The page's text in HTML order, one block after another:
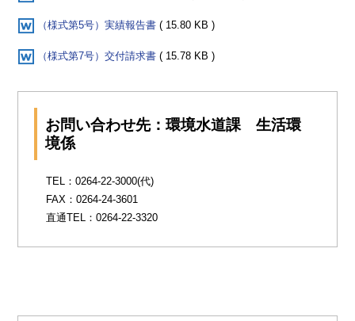
（様式第5号）実績報告書 ( 15.80 KB )
（様式第7号）交付請求書 ( 15.78 KB )
お問い合わせ先：環境水道課 生活環
境係
TEL：0264-22-3000(代)
FAX：0264-24-3601
直通TEL：0264-22-3320